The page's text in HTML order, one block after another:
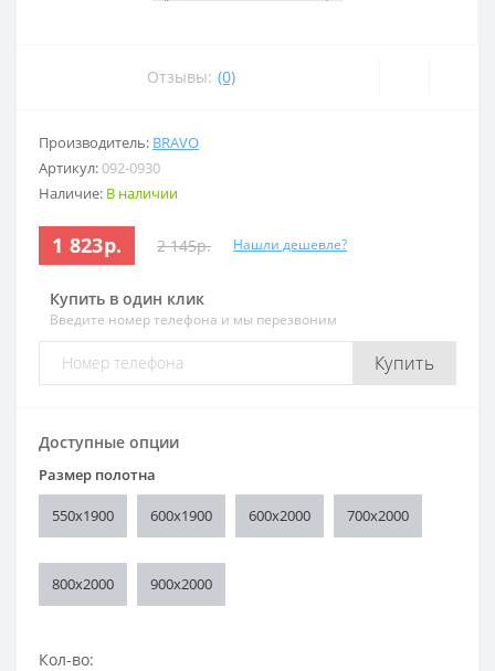
Отзывы: (0)
Производитель: BRAVO
Артикул:092-0930
Наличие: В наличии
1 823р. 2 145р. Нашли дешевле?
Купить в один клик
Введите номер телефона и мы перезвоним
Купить
Доступные опции
Размер полотна
550x1900 600x1900 600x2000 700x2000
800x2000 900x2000
Кол-во: